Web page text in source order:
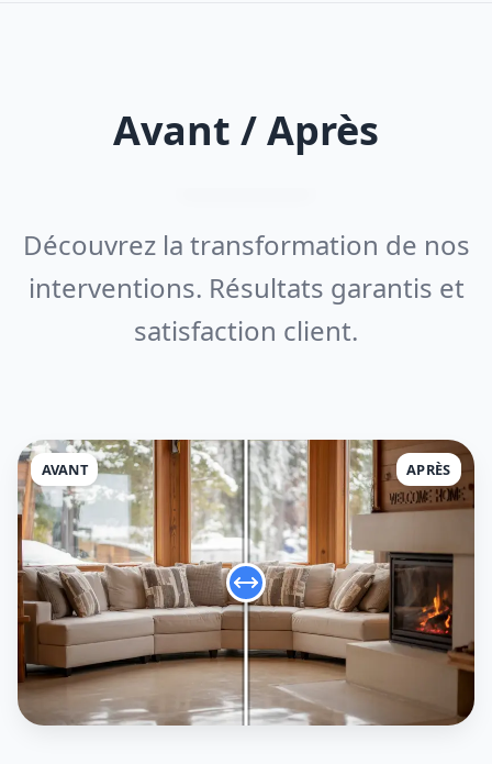
Avant / Après
Découvrez la transformation de nos
interventions. Résultats garantis et
satisfaction client.
AVANT APRÈS